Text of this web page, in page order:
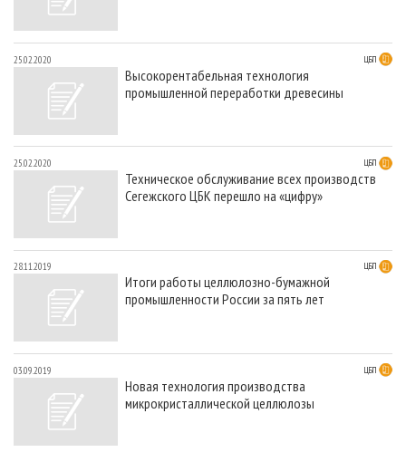
25.02.2020 ЦБП
Высокорентабельная технология
промышленной переработки древесины
25.02.2020 ЦБП
Техническое обслуживание всех производств
Сегежского ЦБК перешло на «цифру»
28.11.2019 ЦБП
Итоги работы целлюлозно-бумажной
промышленности России за пять лет
03.09.2019 ЦБП
Новая технология производства
микрокристаллической целлюлозы